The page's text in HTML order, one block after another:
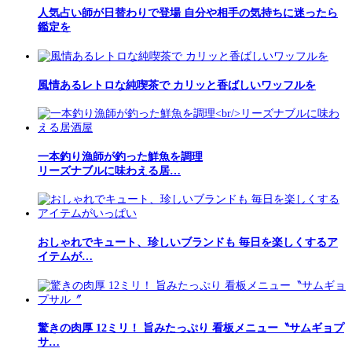
人気占い師が日替わりで登場 自分や相手の気持ちに迷ったら
鑑定を
風情あるレトロな純喫茶で カリッと香ばしいワッフルを
一本釣り漁師が釣った鮮魚を調理
リーズナブルに味わえる居…
おしゃれでキュート、珍しいブランドも 毎日を楽しくするア
イテムが…
驚きの肉厚 12ミリ！ 旨みたっぷり 看板メニュー〝サムギョプ
サ…